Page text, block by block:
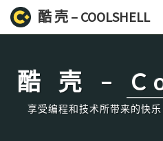
酷 壳 – COOLSHELL
酷 壳 –
享受编程和技术所带来的快